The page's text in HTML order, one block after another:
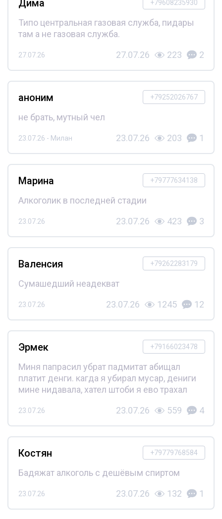
+79608235930
Дима
Типо центральная газовая служба, пидары
там а не газовая служба.
27.07.26 27.07.26 223 2
+79252026767
аноним
не брать, мутный чел
23.07.26 - Милан 23.07.26 203 1
+79777634138
Марина
Алкоголик в последней стадии
23.07.26 23.07.26 423 3
+79262283179
Валенсия
Сумашедший неадекват
23.07.26 23.07.26 1245 12
+79166023478
Эрмек
Миня папрасил убрат падмитат абищал
платит денги. кагда я убирал мусар, дениги
мине нидавала, хател штоби я ево трахал
23.07.26 23.07.26 559 4
+79779768584
Костян
Бадяжат алкоголь с дешёвым спиртом
23.07.26 23.07.26 132 1